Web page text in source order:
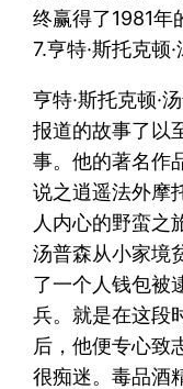
终赢得了1981年
7.亨特·斯托克顿
亨特·斯托克顿·
报道的故事了以
事。他的著名作
说之逍遥法外摩
人内心的野蛮之
汤普森从小家境
了一个人钱包被
兵。就是在这段
后，他便专心致
很痴迷。毒品酒